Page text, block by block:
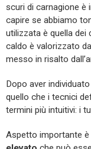
scuri di carnagione è
capire se abbiamo
utilizzata è quella dei
caldo è valorizzato
messo in risalto
Dopo aver
quello che i tecnici
termini più intuitivi: i
Aspetto importante è